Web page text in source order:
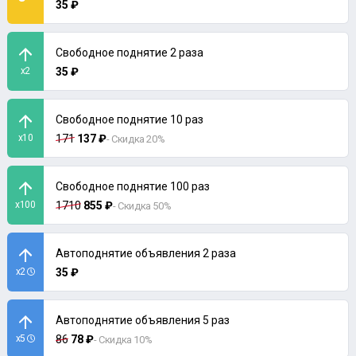
35 ₽
x2
Свободное поднятие 2 раза
35 ₽
x10
Свободное поднятие 10 раз
171 137 ₽- Скидка 20%
x100
Свободное поднятие 100 раз
1710 855 ₽- Скидка 50%
x2
Автоподнятие объявления 2 раза
35 ₽
x5
Автоподнятие объявления 5 раз
86 78 ₽- Скидка 10%